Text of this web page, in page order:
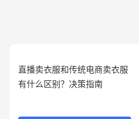
直播卖衣服和传统电商卖衣服
有什么区别？决策指南